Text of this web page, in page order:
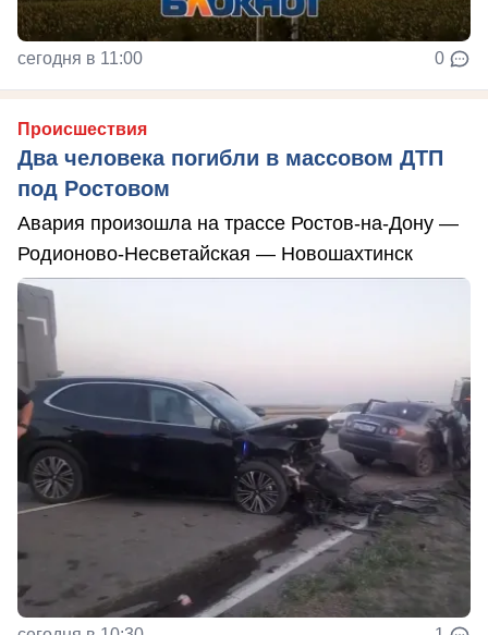
сегодня в 11:00 0
Происшествия
Два человека погибли в массовом ДТП
под Ростовом
Авария произошла на трассе Ростов-на-Дону —
Родионово-Несветайская — Новошахтинск